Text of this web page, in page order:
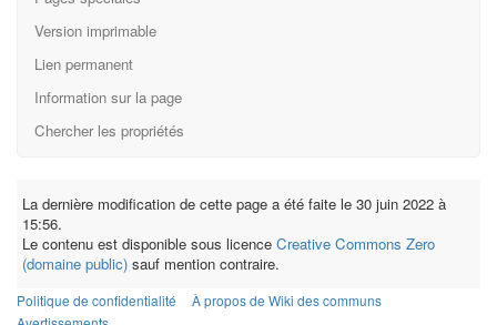
Version imprimable
Lien permanent
Information sur la page
Chercher les propriétés
La dernière modification de cette page a été faite le 30 juin 2022 à
15:56.
Le contenu est disponible sous licence Creative Commons Zero
(domaine public) sauf mention contraire.
Politique de confidentialité
À propos de Wiki des communs